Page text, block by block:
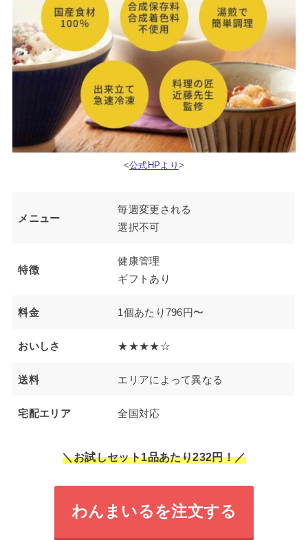
<公式HPより >
メニュー
毎週変更される
選択不可
特徴
健康管理
ギフトあり
料金 1個あたり796円〜
おいしさ ★★★★☆
送料 エリアによって異なる
宅配エリア 全国対応
＼お試しセット1品あたり232円！／
わんまいるを注文する